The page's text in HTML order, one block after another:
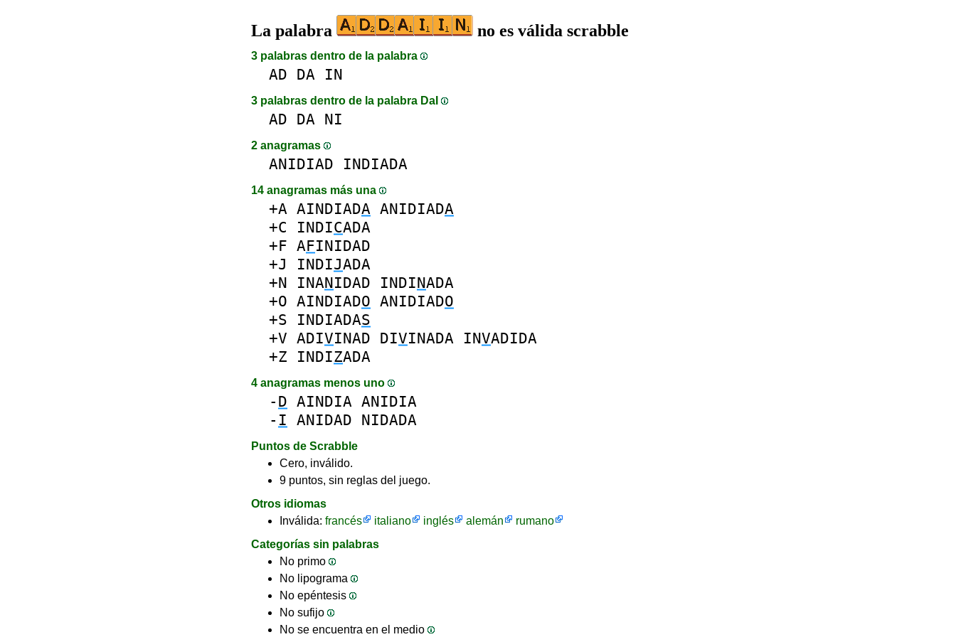
La palabra no es válida scrabble
3 palabras dentro de la palabra
AD DA IN
3 palabras dentro de la palabra DaI
AD DA NI
2 anagramas
ANIDIAD INDIADA
14 anagramas más una
+A AINDIADA ANIDIADA
+C INDICADA
+F AFINIDAD
+J INDIJADA
+N INANIDAD INDINADA
+O AINDIADO ANIDIADO
+S INDIADAS
+V ADIVINAD DIVINADA INVADIDA
+Z INDIZADA
4 anagramas menos uno
- D AINDIA ANIDIA
- I ANIDAD NIDADA
Puntos de Scrabble
Cero, inválido.
9 puntos, sin reglas del juego.
Otros idiomas
Inválida: francés italiano inglés alemán
rumano
Categorías sin palabras
No primo
No lipograma
No epéntesis
No sufijo
No se encuentra en el medio